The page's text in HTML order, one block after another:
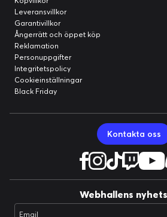
Leveransvillkor
Garantivillkor
Ångerrätt och öppet köp
Reklamation
Personuppgifter
Integritetspolicy
Cookieinställningar
Black Friday
Kontakta oss
Webhallens
Email